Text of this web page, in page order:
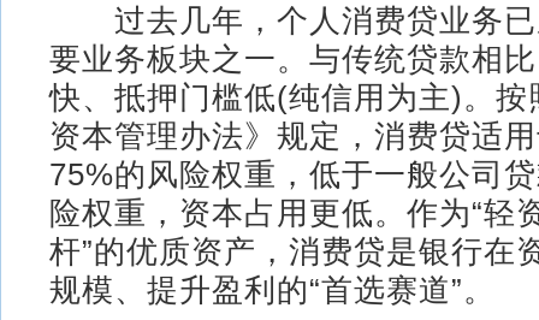
过去几年，个人消费贷业务已
要业务板块之一。与传统贷款相
快、抵押门槛低(纯信用为主)。按
资本管理办法》规定，消费贷适
75%的风险权重，低于一般公司
险权重，资本占用更低。作为“轻
杆”的优质资产，消费贷是银行在
规模、提升盈利的“首选赛道”。